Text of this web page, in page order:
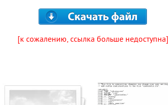
[к сожалению, ссылка больше недоступна]